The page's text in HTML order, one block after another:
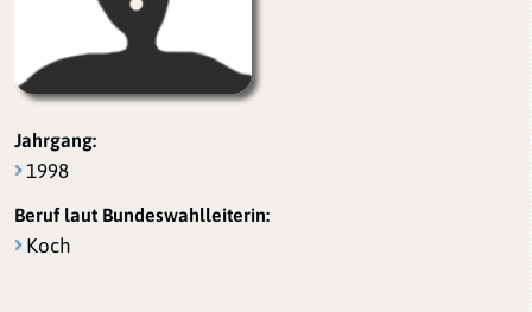
Jahrgang:
1998
Beruf laut Bundeswahlleiterin:
Koch